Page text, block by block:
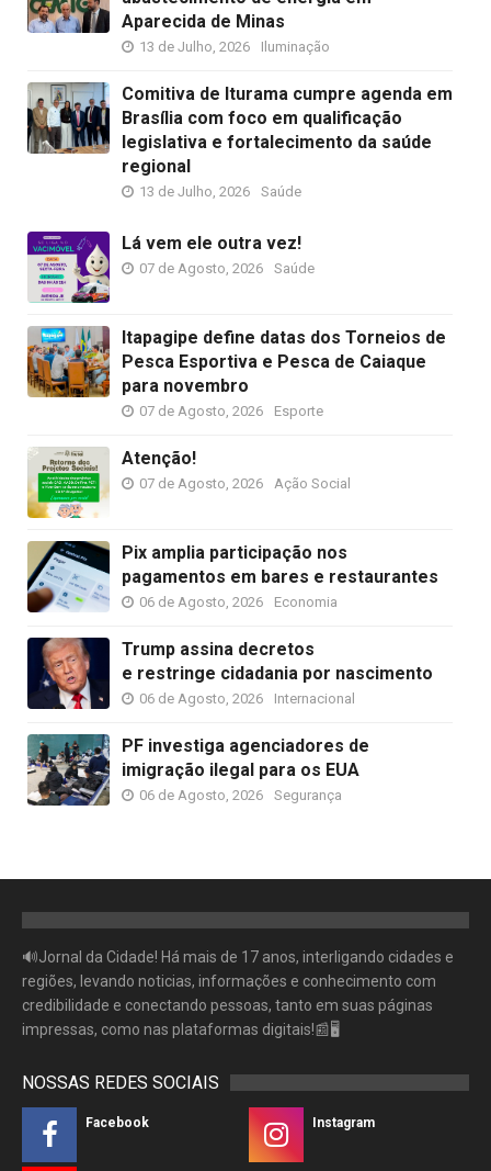
Aparecida de Minas
13 de Julho, 2026 Iluminação
Comitiva de Iturama cumpre agenda em
Brasília com foco em qualificação
legislativa e fortalecimento da saúde
regional
13 de Julho, 2026 Saúde
Lá vem ele outra vez!
07 de Agosto, 2026 Saúde
Itapagipe define datas dos Torneios de
Pesca Esportiva e Pesca de Caiaque
para novembro
07 de Agosto, 2026 Esporte
Atenção!
07 de Agosto, 2026 Ação Social
Pix amplia participação nos
pagamentos em bares e restaurantes
06 de Agosto, 2026 Economia
Trump assina decretos
e restringe cidadania por nascimento
06 de Agosto, 2026 Internacional
PF investiga agenciadores de
imigração ilegal para os EUA
06 de Agosto, 2026 Segurança
🔊Jornal da Cidade! Há mais de 17 anos, interligando cidades e
regiões, levando noticias, informações e conhecimento com
credibilidade e conectando pessoas, tanto em suas páginas
impressas, como nas plataformas digitais!📰🖥
NOSSAS REDES SOCIAIS
Facebook Instagram